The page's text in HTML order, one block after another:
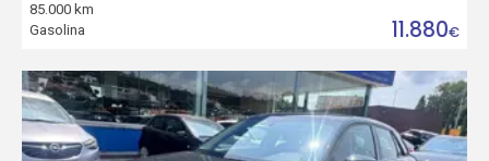
85.000 km
Gasolina
11.880€